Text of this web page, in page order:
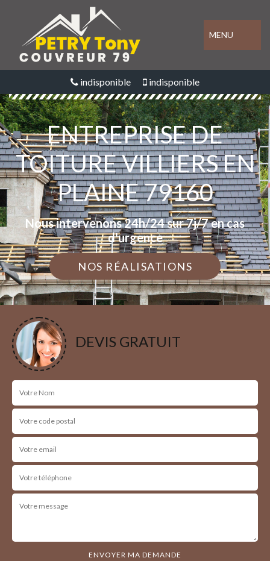
MENU
indisponible indisponible
ENTREPRISE DE
TOITURE VILLIERS EN
PLAINE 79160
Nous intervenons 24h/24 sur 7j/7 en cas
d'urgence
NOS RÉALISATIONS
DEVIS GRATUIT